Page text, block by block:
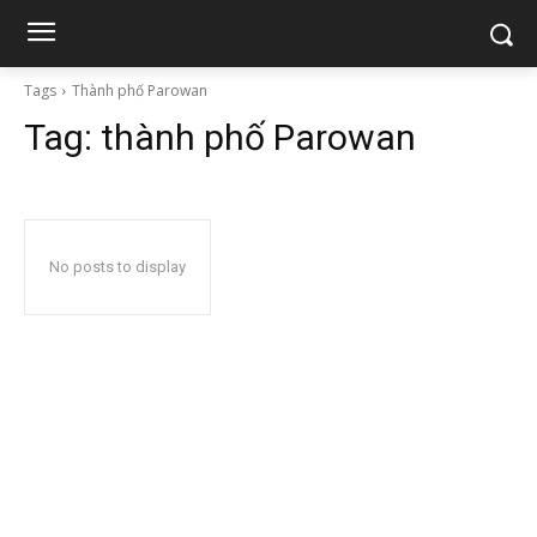
Tags Thành phố Parowan
Tag: thành phố Parowan
No posts to display